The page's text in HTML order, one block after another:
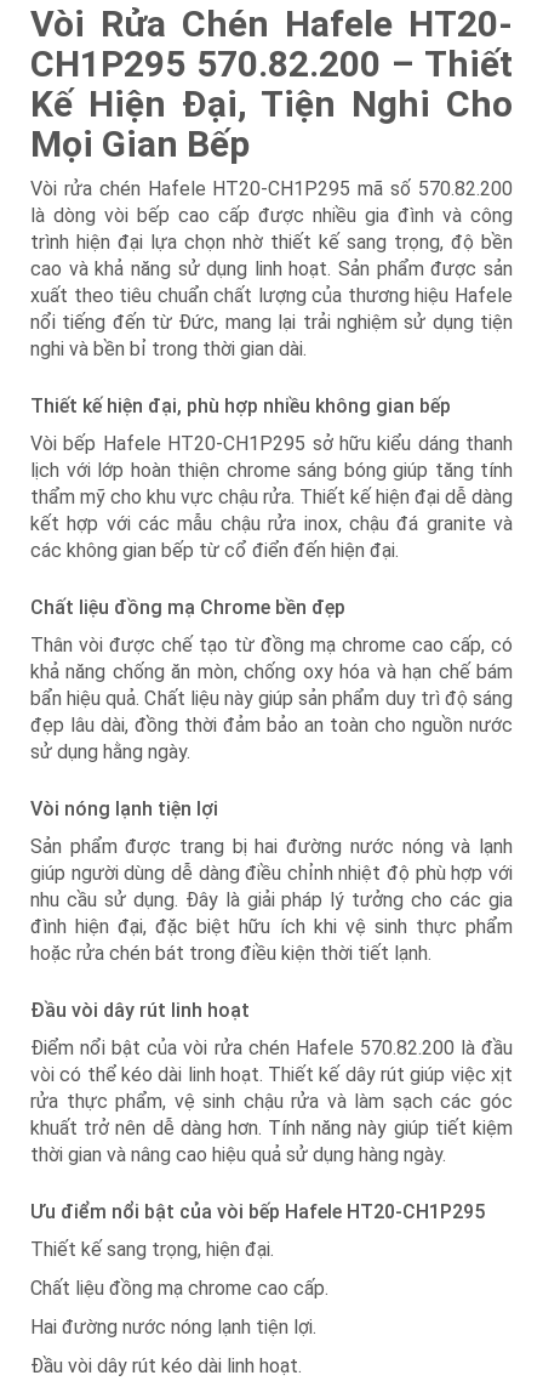
Vòi Rửa Chén Hafele HT20-
CH1P295 570.82.200 – Thiết
Kế Hiện Đại, Tiện Nghi Cho
Mọi Gian Bếp
Vòi rửa chén Hafele HT20-CH1P295 mã số 570.82.200
là dòng vòi bếp cao cấp được nhiều gia đình và công
trình hiện đại lựa chọn nhờ thiết kế sang trọng, độ bền
cao và khả năng sử dụng linh hoạt. Sản phẩm được sản
xuất theo tiêu chuẩn chất lượng của thương hiệu Hafele
nổi tiếng đến từ Đức, mang lại trải nghiệm sử dụng tiện
nghi và bền bỉ trong thời gian dài.
Thiết kế hiện đại, phù hợp nhiều không gian bếp
Vòi bếp Hafele HT20-CH1P295 sở hữu kiểu dáng thanh
lịch với lớp hoàn thiện chrome sáng bóng giúp tăng tính
thẩm mỹ cho khu vực chậu rửa. Thiết kế hiện đại dễ dàng
kết hợp với các mẫu chậu rửa inox, chậu đá granite và
các không gian bếp từ cổ điển đến hiện đại.
Chất liệu đồng mạ Chrome bền đẹp
Thân vòi được chế tạo từ đồng mạ chrome cao cấp, có
khả năng chống ăn mòn, chống oxy hóa và hạn chế bám
bẩn hiệu quả. Chất liệu này giúp sản phẩm duy trì độ sáng
đẹp lâu dài, đồng thời đảm bảo an toàn cho nguồn nước
sử dụng hằng ngày.
Vòi nóng lạnh tiện lợi
Sản phẩm được trang bị hai đường nước nóng và lạnh
giúp người dùng dễ dàng điều chỉnh nhiệt độ phù hợp với
nhu cầu sử dụng. Đây là giải pháp lý tưởng cho các gia
đình hiện đại, đặc biệt hữu ích khi vệ sinh thực phẩm
hoặc rửa chén bát trong điều kiện thời tiết lạnh.
Đầu vòi dây rút linh hoạt
Điểm nổi bật của vòi rửa chén Hafele 570.82.200 là đầu
vòi có thể kéo dài linh hoạt. Thiết kế dây rút giúp việc xịt
rửa thực phẩm, vệ sinh chậu rửa và làm sạch các góc
khuất trở nên dễ dàng hơn. Tính năng này giúp tiết kiệm
thời gian và nâng cao hiệu quả sử dụng hàng ngày.
Ưu điểm nổi bật của vòi bếp Hafele HT20-CH1P295
Thiết kế sang trọng, hiện đại.
Chất liệu đồng mạ chrome cao cấp.
Hai đường nước nóng lạnh tiện lợi.
Đầu vòi dây rút kéo dài linh hoạt.